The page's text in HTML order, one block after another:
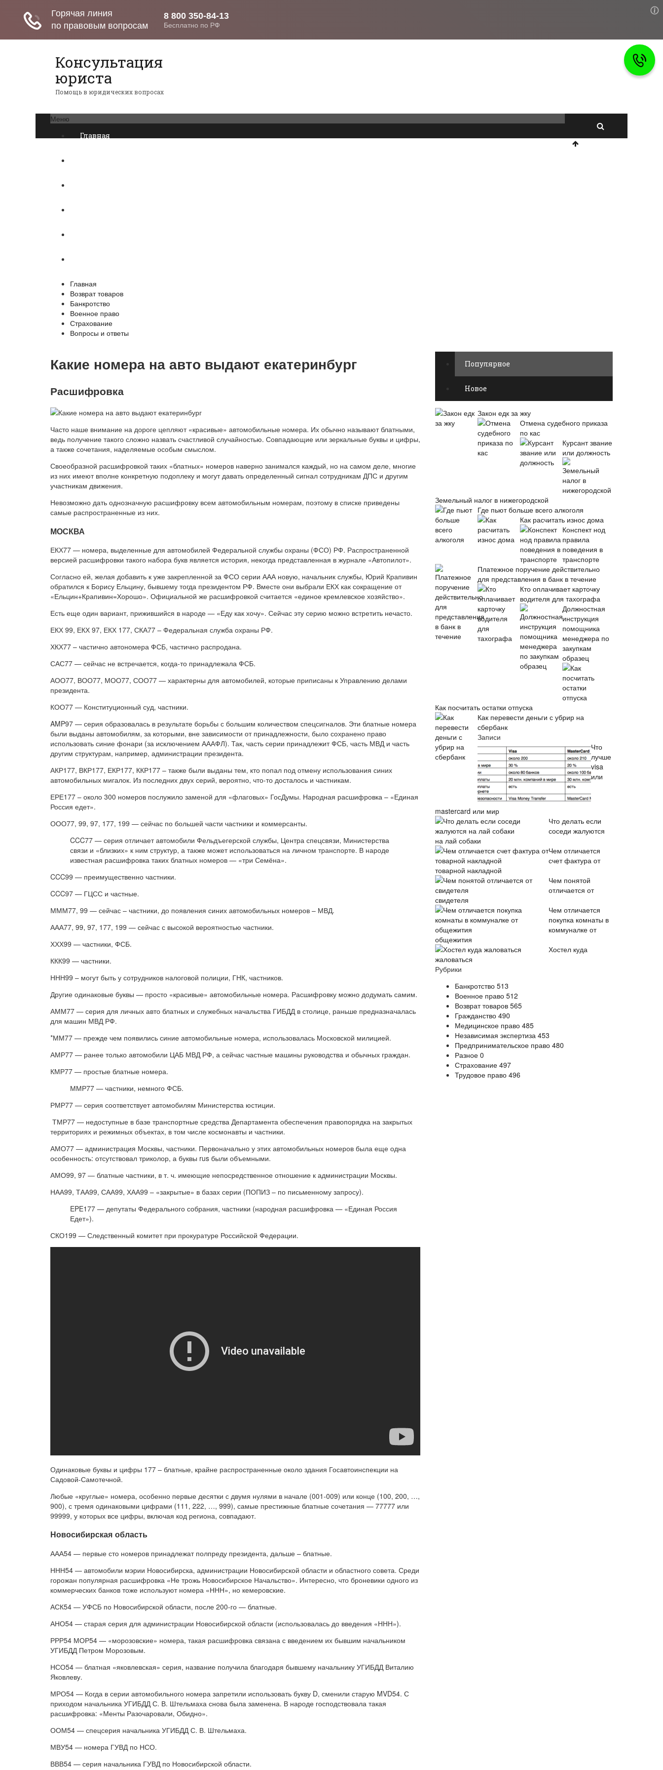
Консультация
юриста
Помощь в юридических вопросах
Меню
Главная
Главная
Возврат товаров
Банкротство
Военное право
Страхование
Вопросы и ответы
Какие номера на авто выдают екатеринбург
Расшифровка
Часто наше внимание на дороге цепляют «красивые» автомобильные номера. Их обычно называют блатными,
ведь получение такого сложно назвать счастливой случайностью. Совпадающие или зеркальные буквы и цифры,
а также сочетания, наделяемые особым смыслом.
Своеобразной расшифровкой таких «блатных» номеров наверно занимался каждый, но на самом деле, многие
из них имеют вполне конкретную подоплеку и могут давать определенный сигнал сотрудникам ДПС и другим
участникам движения.
Невозможно дать однозначную расшифровку всем автомобильным номерам, поэтому в списке приведены
самые распространенные из них.
МОСКВА
ЕКХ77 — номера, выделенные для автомобилей Федеральной службы охраны (ФСО) РФ. Распространенной
версией расшифровки такого набора букв является история, некогда представленная в журнале «Автопилот».
Согласно ей, желая добавить к уже закрепленной за ФСО серии ААА новую, начальник службы, Юрий Крапивин
обратился к Борису Ельцину, бывшему тогда президентом РФ. Вместе они выбрали ЕКХ как сокращение от
«Ельцин+Крапивин=Хорошо». Официальной же расшифровкой считается «единое кремлевское хозяйство».
Есть еще один вариант, прижившийся в народе — «Еду как хочу». Сейчас эту серию можно встретить нечасто.
ЕКХ 99, ЕКХ 97, ЕКХ 177, СКА77 – Федеральная служба охраны РФ.
ХКХ77 – частично автономера ФСБ, частично распродана.
САС77 — сейчас не встречается, когда-то принадлежала ФСБ.
АОО77, ВОО77, МОО77, СОО77 — характерны для автомобилей, которые приписаны к Управлению делами
президента.
КОО77 — Конституционный суд, частники.
AMP97 — серия образовалась в результате борьбы с большим количеством спецсигналов. Эти блатные номера
были выданы автомобилям, за которыми, вне зависимости от принадлежности, было сохранено право
использовать синие фонари (за исключением АААФЛ). Так, часть серии принадлежит ФСБ, часть МВД и часть
другим структурам, например, администрации президента.
АКР177, ВКР177, ЕКР177, ККР177 – также были выданы тем, кто попал под отмену использования синих
автомобильных мигалок. Из последних двух серий, вероятно, что-то досталось и частникам.
ЕРЕ177 – около 300 номеров послужило заменой для «флаговых» ГосДумы. Народная расшифровка – «Единая
Россия едет».
ООО77, 99, 97, 177, 199 — сейчас по большей части частники и коммерсанты.
CCC77 — серия отличает автомобили Фельдъегерской службы, Центра спецсвязи, Министерства
связи и «близких» к ним структур, а также может использоваться на личном транспорте. В народе
известная расшифровка таких блатных номеров — «три Семёна».
CCC99 — преимущественно частники.
CCC97 — ГЦСС и частные.
МММ77, 99 — сейчас – частники, до появления синих автомобильных номеров – МВД.
ААА77, 99, 97, 177, 199 — сейчас с высокой вероятностью частники.
ХХХ99 — частники, ФСБ.
ККК99 — частники.
ННН99 – могут быть у сотрудников налоговой полиции, ГНК, частников.
Другие одинаковые буквы — просто «красивые» автомобильные номера. Расшифровку можно додумать самим.
АММ77 — серия для личных авто блатных и служебных начальства ГИБДД в столице, раньше предназначалась
для машин МВД РФ.
*ММ77 — прежде чем появились синие автомобильные номера, использовалась Московской милицией.
АМР77 — ранее только автомобили ЦАБ МВД РФ, а сейчас частные машины руководства и обычных граждан.
КМР77 — простые блатные номера.
ММР77 — частники, немного ФСБ.
РМР77 — серия соответствует автомобилям Министерства юстиции.
ТМР77 — недоступные в базе транспортные средства Департамента обеспечения правопорядка на закрытых
территориях и режимных объектах, в том числе космонавты и частники.
АМО77 — администрация Москвы, частники. Первоначально у этих автомобильных номеров была еще одна
особенность: отсутствовал триколор, а буквы rus были объемными.
АМО99, 97 — блатные частники, в т. ч. имеющие непосредственное отношение к администрации Москвы.
НАА99, ТАА99, САА99, ХАА99 – «закрытые» в базах серии (ПОПИЗ – по письменному запросу).
EPE177 — депутаты Федерального собрания, частники (народная расшифровка — «Единая Россия
Едет»).
СКО199 — Следственный комитет при прокуратуре Российской Федерации.
Одинаковые буквы и цифры 177 – блатные, крайне распространенные около здания Госавтоинспекции на
Садовой-Самотечной.
Любые «круглые» номера, особенно первые десятки с двумя нулями в начале (001-009) или конце (100, 200, …,
900), с тремя одинаковыми цифрами (111, 222, …, 999), самые престижные блатные сочетания — 77777 или
99999, у которых все цифры, включая код региона, совпадают.
Новосибирская область
ААА54 — первые сто номеров принадлежат полпреду президента, дальше – блатные.
ННН54 — автомобили мэрии Новосибирска, администрации Новосибирской области и областного совета. Среди
горожан популярная расшифровка «Не трожь Новосибирское Начальство». Интересно, что броневики одного из
коммерческих банков тоже используют номера «ННН», но кемеровские.
АСК54 — УФСБ по Новосибирской области, после 200-го — блатные.
АНО54 — старая серия для администрации Новосибирской области (использовалась до введения «ННН»).
РРР54 МОР54 — «морозовские» номера, такая расшифровка связана с введением их бывшим начальником
УГИБДД Петром Морозовым.
НСО54 — блатная «яковлевская» серия, название получила благодаря бывшему начальнику УГИБДД Виталию
Яковлеву.
МРО54 — Когда в серии автомобильного номера запретили использовать букву D, сменили старую MVD54. С
приходом начальника УГИБДД С. В. Штельмаха снова была заменена. В народе господствовала такая
расшифровка: «Менты Разочаровали, Обидно».
ООМ54 — спецсерия начальника УГИБДД С. В. Штельмаха.
МВУ54 — номера ГУВД по НСО.
ВВВ54 — серия начальника ГУВД по Новосибирской области.
Популярное
Новое
Закон едк за жку
Отмена судебного приказа
по кас
Курсант звание
или должность
Земельный налог в нижегородской
Где пьют больше всего алкоголя
Как расчитать износ дома
Конспект нод
правила
поведения в
транспорте
Платежное поручение действительно
для представления в банк в течение
Кто оплачивает карточку
водителя для тахографа
Должностная
инструкция
помощника
менеджера по
закупкам
образец
Как посчитать остатки отпуска
Как перевести деньги с убрир на
сбербанк
Записи
Что
лучше
visa
или
mastercard или мир
Что делать если
соседи жалуются
на лай собаки
Чем отличается
счет фактура от
товарной накладной
Чем понятой
отличается от
свидетеля
Чем отличается
покупка комнаты в
коммуналке от
общежития
Хостел куда
жаловаться
Рубрики
Банкротство 513
Военное право 512
Возврат товаров 565
Гражданство 490
Медицинское право 485
Независимая экспертиза 453
Предпринимательское право 480
Разное 0
Страхование 497
Трудовое право 496